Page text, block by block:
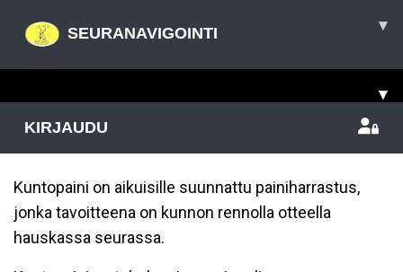
SEURANAVIGOINTI ▾
▾
KIRJAUDU
Kuntopaini on aikuisille suunnattu painiharrastus,
jonka tavoitteena on kunnon rennolla otteella
hauskassa seurassa.